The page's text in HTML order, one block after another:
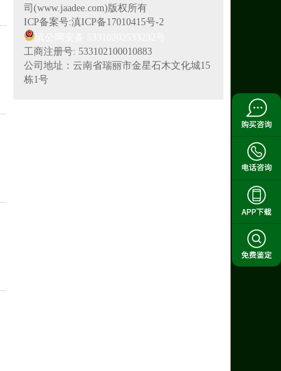
司(www.jaadee.com)版权所有
ICP备案号:滇ICP备17010415号-2
工商注册号: 533102100010883
公司地址：云南省瑞丽市金星石木文化城15
栋1号